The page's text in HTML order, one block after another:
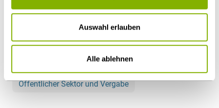
Auswahl erlauben
Alle ablehnen
Diesen Artikel teilen
Öffentlicher Sektor und Vergabe